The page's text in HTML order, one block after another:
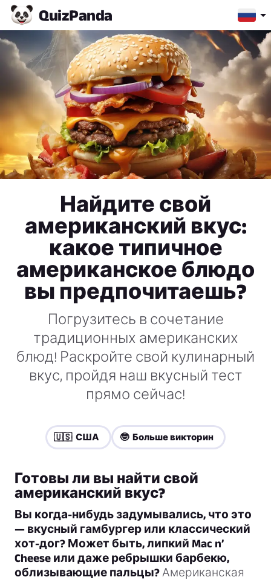
QuizPanda
Найдите свой
американский вкус:
какое типичное
американское блюдо
вы предпочитаешь?
Погрузитесь в сочетание
традиционных американских
блюд! Раскройте свой кулинарный
вкус, пройдя наш вкусный тест
прямо сейчас!
🇺🇸 США 🤓 Больше викторин
Готовы ли вы найти свой
американский вкус?
Вы когда-нибудь задумывались, что это
— вкусный гамбургер или классический
хот-дог? Может быть, липкий Mac n’
Cheese или даже ребрышки барбекю,
облизывающие пальцы?Американская